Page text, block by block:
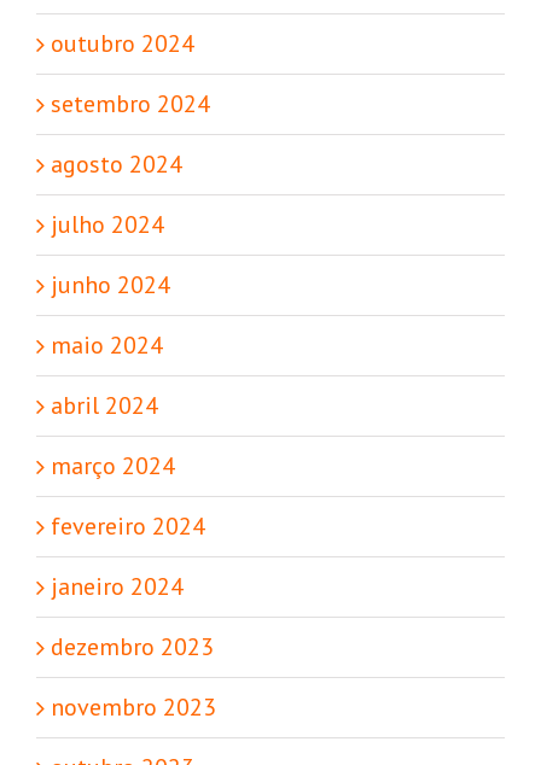
outubro 2024
setembro 2024
agosto 2024
julho 2024
junho 2024
maio 2024
abril 2024
março 2024
fevereiro 2024
janeiro 2024
dezembro 2023
novembro 2023